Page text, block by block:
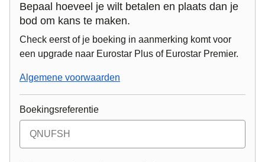
Bepaal hoeveel je wilt betalen en plaats dan je
bod om kans te maken.
Check eerst of je boeking in aanmerking komt voor
een upgrade naar Eurostar Plus of Eurostar Premier.
Algemene voorwaarden
Boekingsreferentie